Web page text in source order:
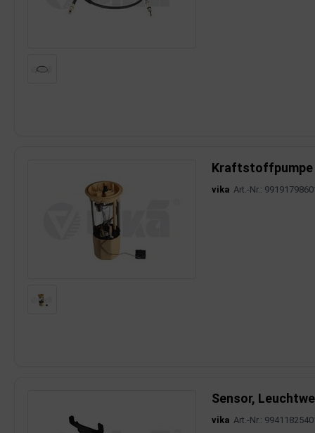
Kraftstoffpumpe
vika Art.-Nr.:
Sensor,
vika Art.-Nr.: